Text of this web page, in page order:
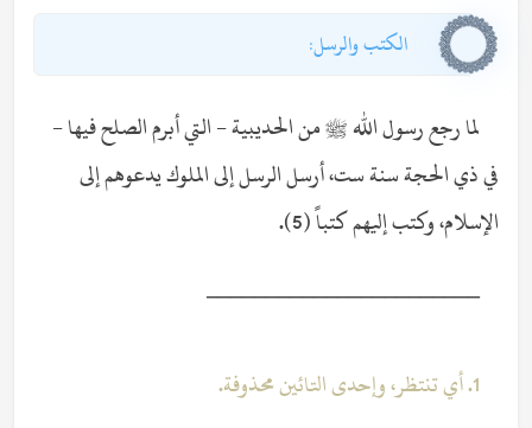
الكتب والرسل:
لما رجع رسول الله ﷺ من الحديبية - التي أبرم الصلح فيها -
في ذي الحجة سنة ست، أرسل الرسل إلى الملوك يدعوهم إلى
الإسلام، وكتب إليهم كتباً (5).
_______________________
1. أي تنتظر، وإحدى التائين محذوفة.